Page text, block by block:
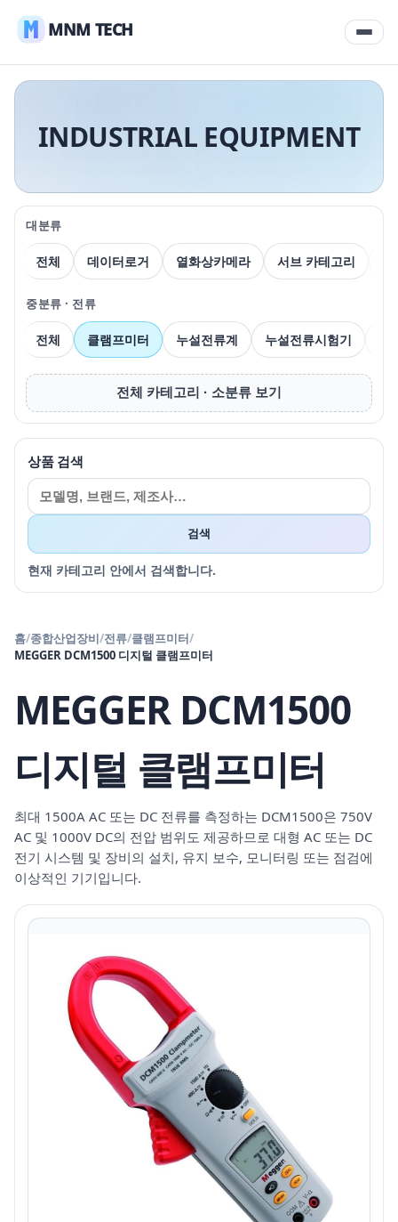
MNM TECH
INDUSTRIAL EQUIPMENT
대분류
전체 데이터로거 열화상카메라 서브 카테고리
중분류 · 전류
전체 클램프미터 누설전류계 누설전류시험기
전체 카테고리 · 소분류 보기
상품 검색
검색
현재 카테고리 안에서 검색합니다.
홈/종합산업장비/전류/클램프미터/
MEGGER DCM1500 디지털 클램프미터
MEGGER DCM1500
디지털 클램프미터
최대 1500A AC 또는 DC 전류를 측정하는 DCM1500은 750V
AC 및 1000V DC의 전압 범위도 제공하므로 대형 AC 또는 DC
전기 시스템 및 장비의 설치, 유지 보수, 모니터링 또는 점검에
이상적인 기기입니다.